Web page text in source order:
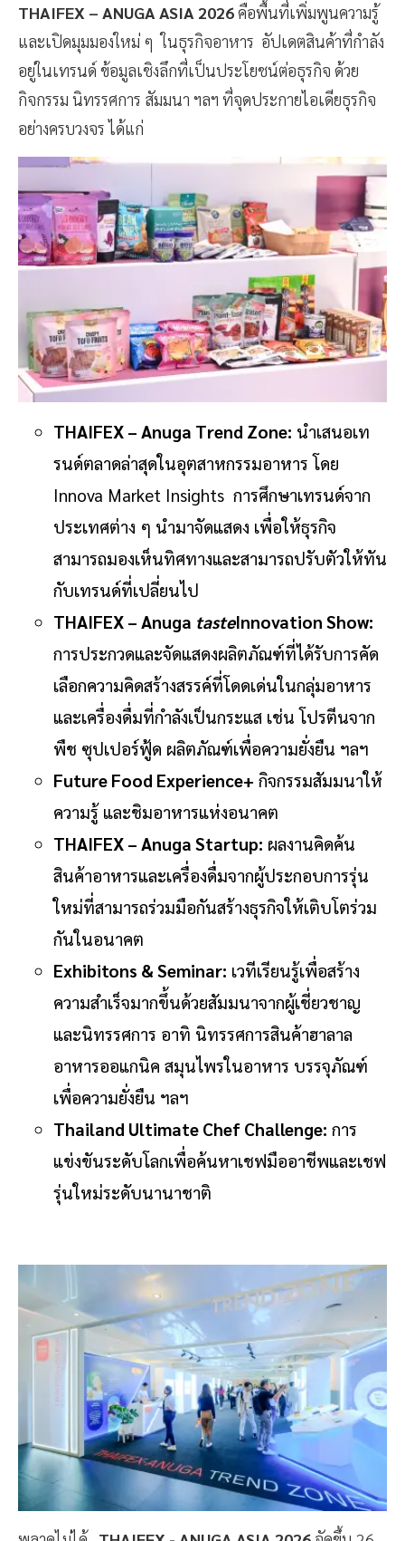
THAIFEX – ANUGA ASIA 2026คือพื้นที่เพิ่มพูนความรู้
และเปิดมุมมองใหม่ ๆ ในธุรกิจอาหาร อัปเดตสินค้าที่กำลัง
อยู่ในเทรนด์ ข้อมูลเชิงลึกที่เป็นประโยชน์ต่อธุรกิจ ด้วย
กิจกรรม นิทรรศการ สัมมนา ฯลฯ ที่จุดประกายไอเดียธุรกิจ
อย่างครบวงจร ได้แก่
THAIFEX – Anuga Trend Zone: นำเสนอเท
รนด์ตลาดล่าสุดในอุตสาหกรรมอาหาร โดย
Innova Market Insights การศึกษาเทรนด์จาก
ประเทศต่าง ๆ นำมาจัดแสดง เพื่อให้ธุรกิจ
สามารถมองเห็นทิศทางและสามารถปรับตัวให้ทัน
กับเทรนด์ที่เปลี่ยนไป
THAIFEX – Anuga tasteInnovation Show:
การประกวดและจัดแสดงผลิตภัณฑ์ที่ได้รับการคัด
เลือกความคิดสร้างสรรค์ที่โดดเด่นในกลุ่มอาหาร
และเครื่องดื่มที่กำลังเป็นกระแส เช่น โปรตีนจาก
พืช ซุปเปอร์ฟู้ด ผลิตภัณฑ์เพื่อความยั่งยืน ฯลฯ
Future Food Experience+ กิจกรรมสัมมนาให้
ความรู้ และชิมอาหารแห่งอนาคต
THAIFEX – Anuga Startup: ผลงานคิดค้น
สินค้าอาหารและเครื่องดื่มจากผู้ประกอบการรุ่น
ใหม่ที่สามารถร่วมมือกันสร้างธุรกิจให้เติบโตร่วม
กันในอนาคต
Exhibitons & Seminar: เวทีเรียนรู้เพื่อสร้าง
ความสำเร็จมากขึ้นด้วยสัมมนาจากผู้เชี่ยวชาญ
และนิทรรศการ อาทิ นิทรรศการสินค้าฮาลาล
อาหารออแกนิค สมุนไพรในอาหาร บรรจุภัณฑ์
เพื่อความยั่งยืน ฯลฯ
Thailand Ultimate Chef Challenge: การ
แข่งขันระดับโลกเพื่อค้นหาเชฟมืออาชีพและเชฟ
รุ่นใหม่ระดับนานาชาติ